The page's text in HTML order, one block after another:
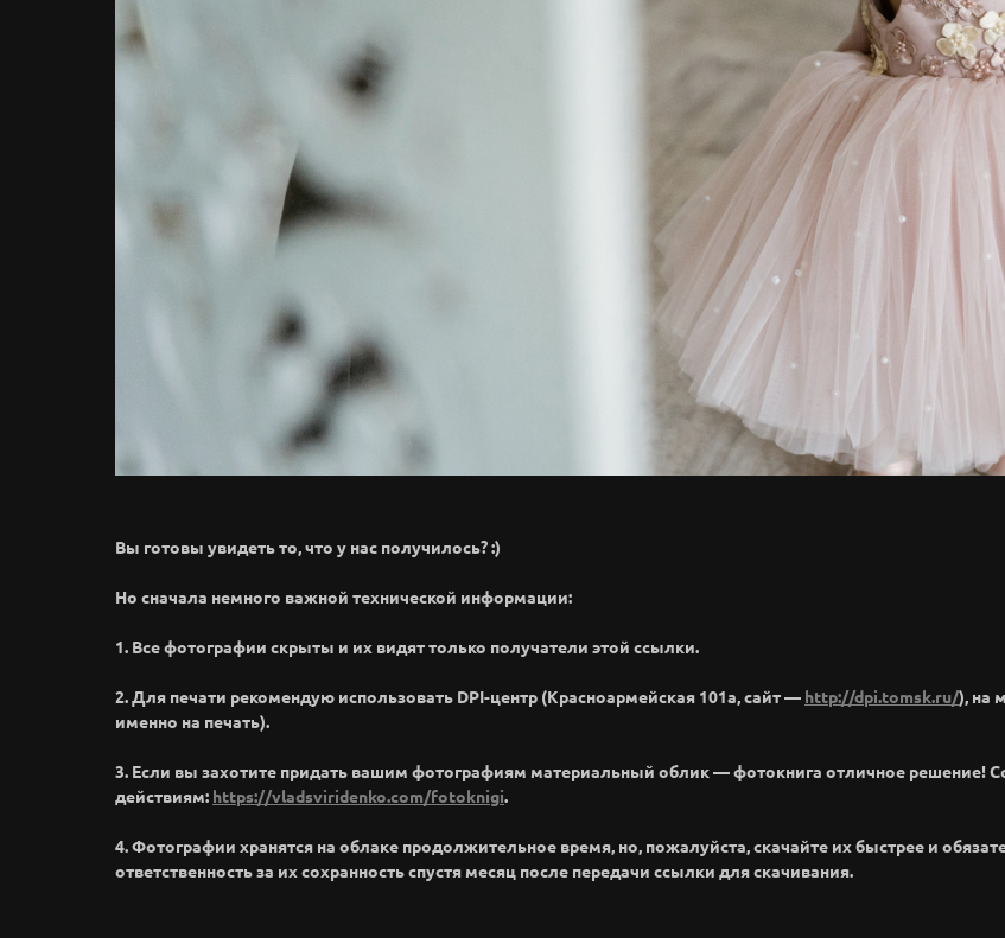
Вы готовы увидеть то, что у нас получилось? :)
Но сначала немного важной технической информации:
1. Все фотографии скрыты и их видят только получатели этой ссылки.
2. Для печати рекомендую использовать DPI-центр (Красноармейская 101а, сайт — http://dpi.tomsk.ru/), на
именно на печать).
3. Если вы захотите придать вашим фотографиям материальный облик — фотокнига отличное решение!
действиям: https://vladsviridenko.com/fotoknigi.
4. Фотографии хранятся на облаке продолжительное время, но, пожалуйста, скачайте их быстрее и
ответственность за их сохранность спустя месяц после передачи ссылки для скачивания.